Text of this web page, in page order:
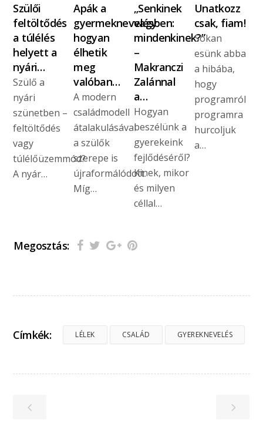
Szülői
feltöltődés
a túlélés
helyett a
nyári…
Szülő a
nyári
szünetben –
feltöltődés
vagy
túlélőüzemmód?
A nyár…
Apák a
gyermeknevelésben:
hogyan
élhetik
meg
valóban…
A modern
családmodell
átalakulásával
a szülők
szerepe is
újraformálódott.
Míg…
„Senkinek
vagy
mindenkinek?”
–
Makranczi
Zalánnal
a…
Hogyan
beszélünk a
gyerekeink
fejlődéséről?
Kinek, mikor
és milyen
céllal…
Unatkozz
csak, fiam!
Sokan
esünk abba
a hibába,
hogy
programról
programra
hurcoljuk
a…
Megosztás:
Címkék: LÉLEK CSALÁD GYEREKNEVELÉS